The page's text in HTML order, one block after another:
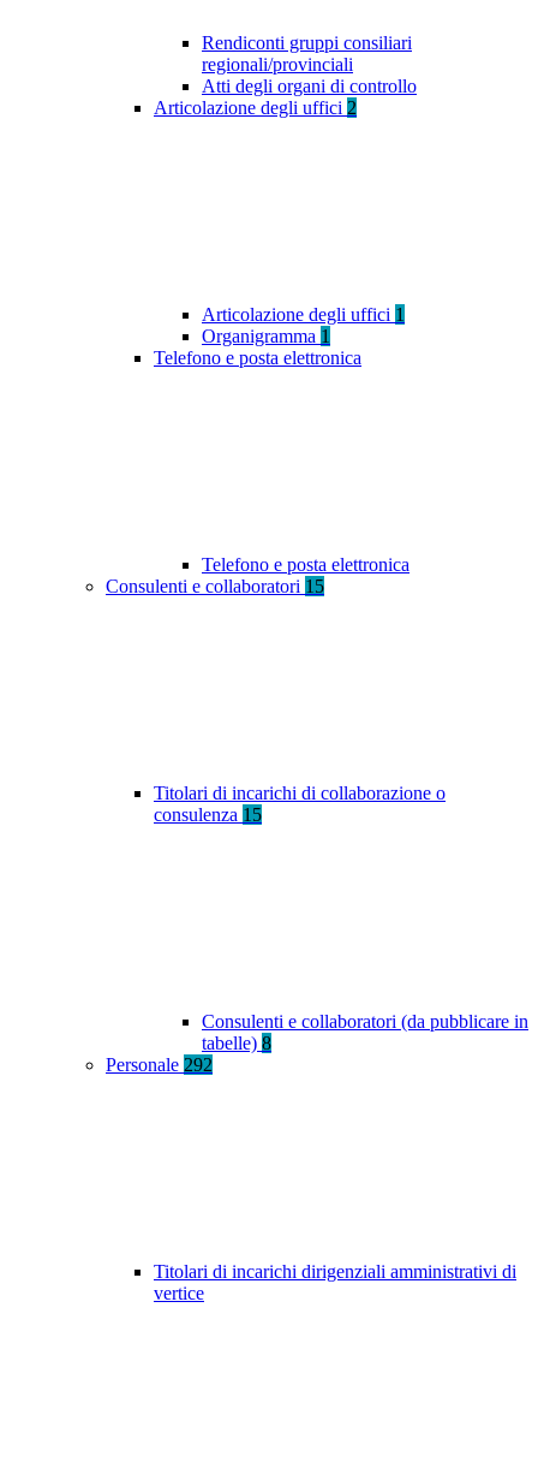
Rendiconti gruppi consiliari
regionali/provinciali
Atti degli organi di controllo
Articolazione degli uffici 2
Articolazione degli uffici 1
Organigramma 1
Telefono e posta elettronica
Telefono e posta elettronica
Consulenti e collaboratori 15
Titolari di incarichi di collaborazione o
consulenza 15
Consulenti e collaboratori (da pubblicare in
tabelle) 8
Personale 292
Titolari di incarichi dirigenziali amministrativi di
vertice